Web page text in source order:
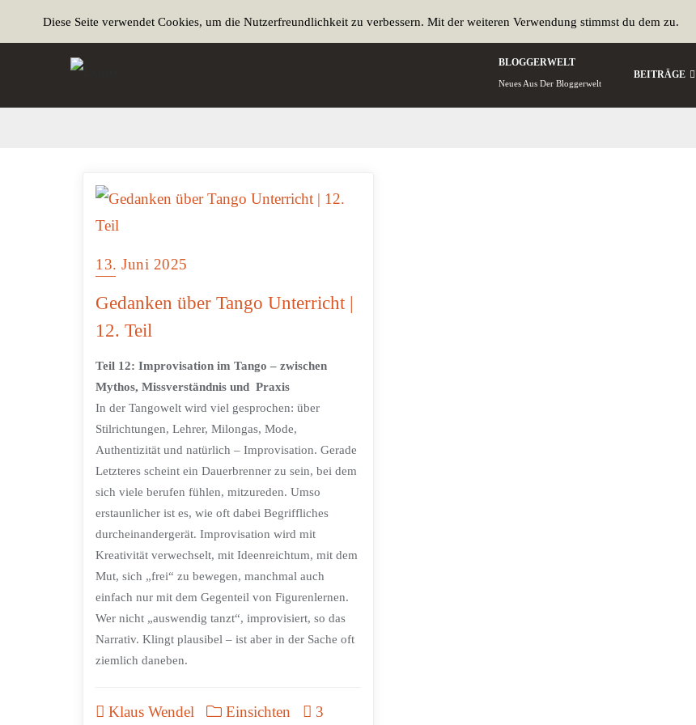
BLOGGERWELT
Neues Aus Der Bloggerwelt
BEITRÄGE
13. Juni 2025
Gedanken über Tango Unterricht |
12. Teil
Teil 12: Improvisation im Tango – zwischen
Mythos, Missverständnis und Praxis
In der Tangowelt wird viel gesprochen: über
Stilrichtungen, Lehrer, Milongas, Mode,
Authentizität und natürlich – Improvisation. Gerade
Letzteres scheint ein Dauerbrenner zu sein, bei dem
sich viele berufen fühlen, mitzureden. Umso
erstaunlicher ist es, wie oft dabei Begriffliches
durcheinandergerät. Improvisation wird mit
Kreativität verwechselt, mit Ideenreichtum, mit dem
Mut, sich „frei“ zu bewegen, manchmal auch
einfach nur mit dem Gegenteil von Figurenlernen.
Wer nicht „auswendig tanzt“, improvisiert, so das
Narrativ. Klingt plausibel – ist aber in der Sache oft
ziemlich daneben.
Klaus Wendel Einsichten 3
Diese Seite verwendet Cookies, um die Nutzerfreundlichkeit zu verbessern. Mit der weiteren Verwendung stimmst du dem zu.